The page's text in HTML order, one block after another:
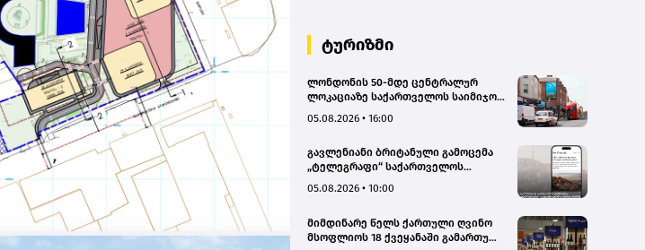
ტურიზმი
ლონდონის 50-მდე ცენტრალურ
ლოკაციაზე საქართველოს საიმიჯო
05.08.2026 • 16:00
გავლენიანი ბრიტანული გამოცემა
„ტელეგრაფი“ საქართველოს
სტატიების ციკლს აქვეყნებს
05.08.2026 • 10:00
მიმდინარე წელს ქართული ღვინო
მსოფლიოს 18 ქვეყანაში გამართულ